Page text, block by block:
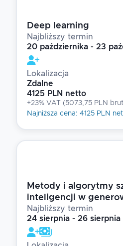
Deep learning
Najbliższy termin
20 października - 23
Lokalizacja
Zdalne
4125 PLN netto
+23% VAT (5073,75 PLN
Najniższa cena: 4125 PLN
Metody i algorytmy
inteligencji w
Najbliższy termin
24 sierpnia - 26 sierpnia